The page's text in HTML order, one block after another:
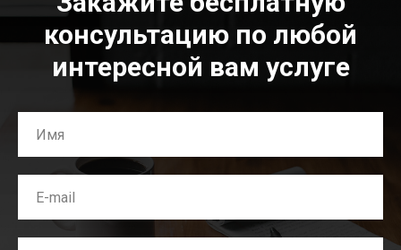
консультацию по любой
интересной вам услуге